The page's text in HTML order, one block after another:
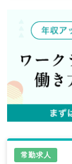
常勤求人